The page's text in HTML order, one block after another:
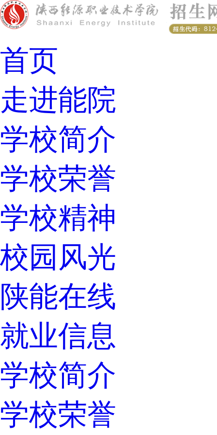
首页
走进能院
学校简介
学校荣誉
学校精神
校园风光
陕能在线
就业信息
学校简介
学校荣誉